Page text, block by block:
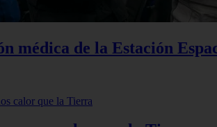
médica de la Estación